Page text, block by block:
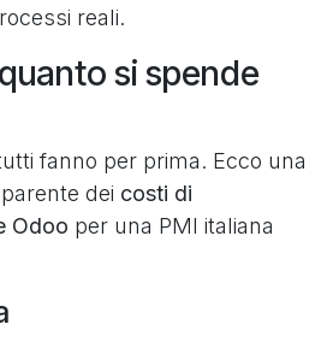
reali.
si spende
fanno per prima. Ecco una
dei costi di
Odoo per una PMI italiana